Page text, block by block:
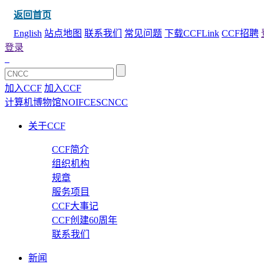
返回首页
English 站点地图 联系我们 常见问题 下载CCFLink CCF招聘
登录
加入CCF 加入CCF
计算机博物馆NOIFCESCNCC
关于CCF
CCF简介
组织机构
规章
服务项目
CCF大事记
CCF创建60周年
联系我们
新闻